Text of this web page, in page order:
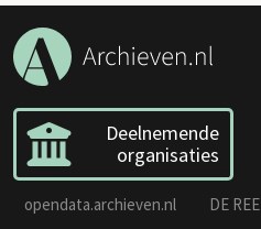
Deelnemende
organisaties
opendata.archieven.nl DE REE